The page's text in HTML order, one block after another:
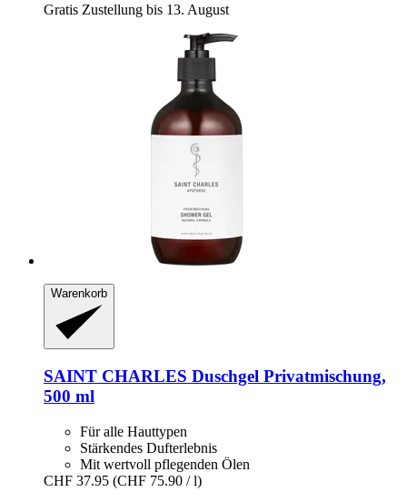
Gratis Zustellung bis 13. August
Warenkorb
SAINT CHARLES Duschgel Privatmischung,
500 ml
Für alle Hauttypen
Stärkendes Dufterlebnis
Mit wertvoll pflegenden Ölen
CHF 37.95 (CHF 75.90 / l)